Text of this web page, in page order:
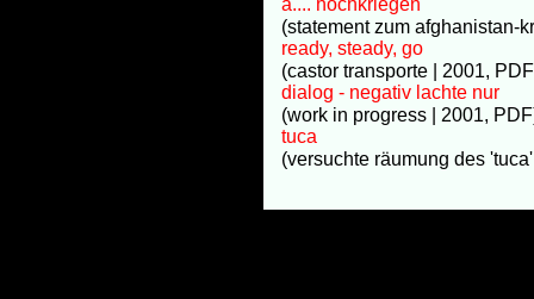
(statement zum afghanistan-
ready, steady, go
(castor transporte | 2001,
dialog - negativ lachte nur
(work in progress | 2001,
tuca
(versuchte räumung des